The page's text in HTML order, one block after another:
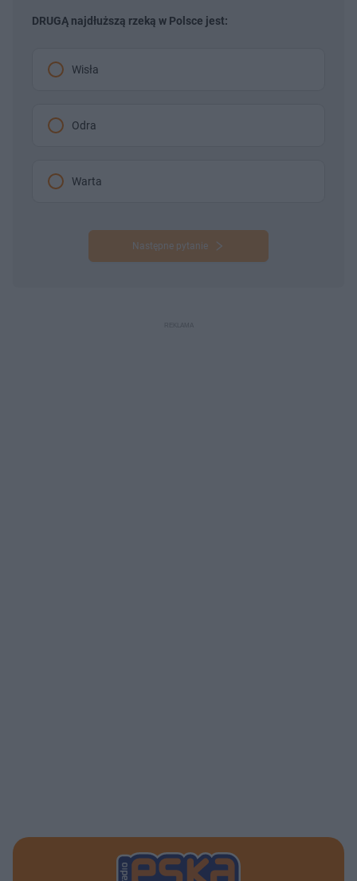
DRUGĄ najdłuższą rzeką w Polsce jest:
Wisła
Odra
Warta
Następne pytanie